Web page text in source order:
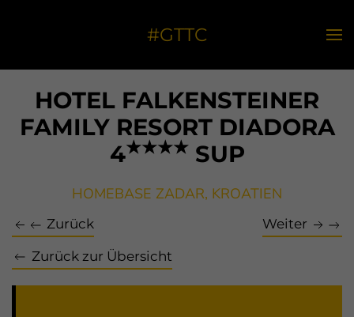
#GTTC
HOTEL FALKENSTEINER
FAMILY RESORT DIADORA
4★★★★SUP
HOMEBASE ZADAR, KROATIEN
Zurück Weiter
Zurück zur Übersicht